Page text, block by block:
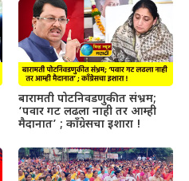
बारामती पोटनिवडणुकीत संभ्रम;
‘पवार गट लढला नाही तर आम्ही
मैदानात’ ; काँग्रेसचा इशारा !